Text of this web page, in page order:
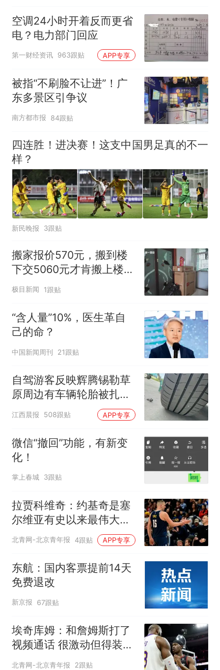
空调24小时开着反而更省
电？电力部门回应
第一财经资讯 963跟贴 APP专享
被指“不刷脸不让进”！广
东多景区引争议
南方都市报 84跟贴
四连胜！进决赛！这支中国男足真的不一
样？
新民晚报 3跟贴
搬家报价570元，搬到楼
下交5060元才肯搬上楼！
女子傻眼了
极目新闻 1跟贴
“含人量”10%，医生革自
己的命？
中国新闻周刊 21跟贴
自驾游客反映辉腾锡勒草
原周边有车辆轮胎被扎，
修理店铺换胎价格高达千
元，官方发布情况通报
江西晨报 508跟贴 APP专享
微信“撤回”功能，有新变
化！
掌上春城 3跟贴
拉贾科维奇：约基奇是塞
尔维亚有史以来最伟大的
球员
北青网-北京青年报 4跟贴 APP专享
东航：国内客票提前14天
免费退改
新京报 67跟贴
埃奇库姆：和詹姆斯打了
视频通话 很激动但得装得
若无其事
北青网-北京青年报 2跟贴